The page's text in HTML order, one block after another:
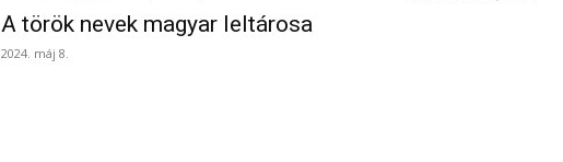
A török nevek magyar leltárosa
2024. máj 8.